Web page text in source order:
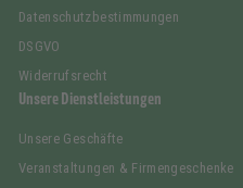
Datenschutzbestimmungen
DSGVO
Widerrufsrecht
Unsere Dienstleistungen
Unsere Geschäfte
Veranstaltungen & Firmengeschenke